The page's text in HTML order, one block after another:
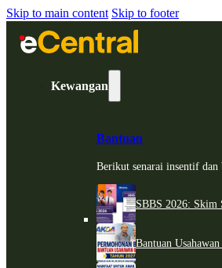
Skip to main content Skip to footer
Kewangan
Bantuan
Berikut senarai insentif dan
SBBS 2026: Skim
Bantuan